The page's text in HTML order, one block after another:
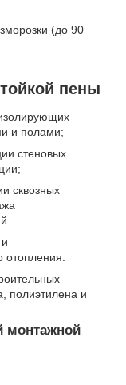
(до 90
пены
и полами;
стеновых
сквозных
отопления.
полиэтилена и
монтажной